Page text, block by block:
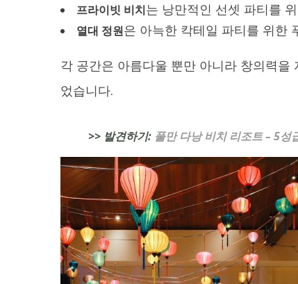
프라이빗 비치는 낭만적인 선셋 파티를
열대 정원은 아늑한 칵테일 파티를 위한
각 공간은 아름다울 뿐만 아니라 창의력
었습니다.
>> 발견하기: 풀만 다낭 비치 리조트 – 5성